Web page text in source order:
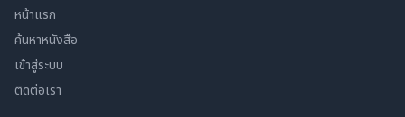
หน้าแรก
ค้นหาหนังสือ
เข้าสู่ระบบ
ติดต่อเรา